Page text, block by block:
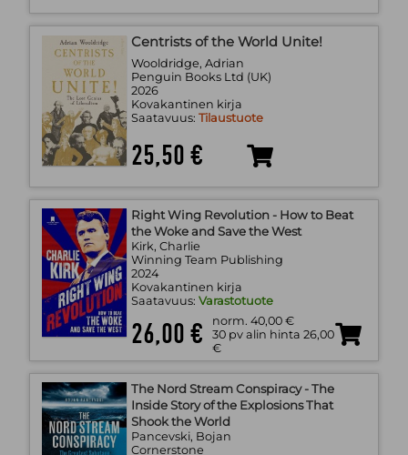
Centrists of the World Unite!
Wooldridge, Adrian
Penguin Books Ltd (UK)
2026
Kovakantinen kirja
Saatavuus: Tilaustuote
25,50 €
Right Wing Revolution - How to Beat
the Woke and Save the West
Kirk, Charlie
Winning Team Publishing
2024
Kovakantinen kirja
Saatavuus: Varastotuote
norm. 40,00 €
30 pv alin hinta 26,00
€
26,00 €
The Nord Stream Conspiracy - The
Inside Story of the Explosions That
Shook the World
Pancevski, Bojan
Cornerstone